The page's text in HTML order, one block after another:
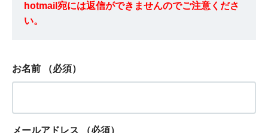
hotmail宛には返信ができませんのでご注意くださ
い。
お名前 （必須）
メールアドレス （必須）